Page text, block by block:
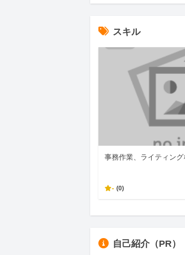
スキル
事務作業、ライティン
- (0)
自己紹介（PR）